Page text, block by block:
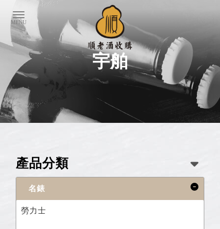
宇舶
產品分類
名錶
勞力士